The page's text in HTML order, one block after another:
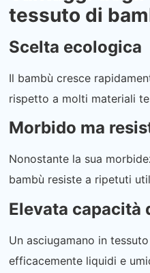
tessuto di
Scelta ecologica
Il bambù cresce
rispetto a molti materiali
Morbido ma
Nonostante la sua
bambù resiste a ripetuti
Elevata capacità
Un asciugamano in
efficacemente liquidi e